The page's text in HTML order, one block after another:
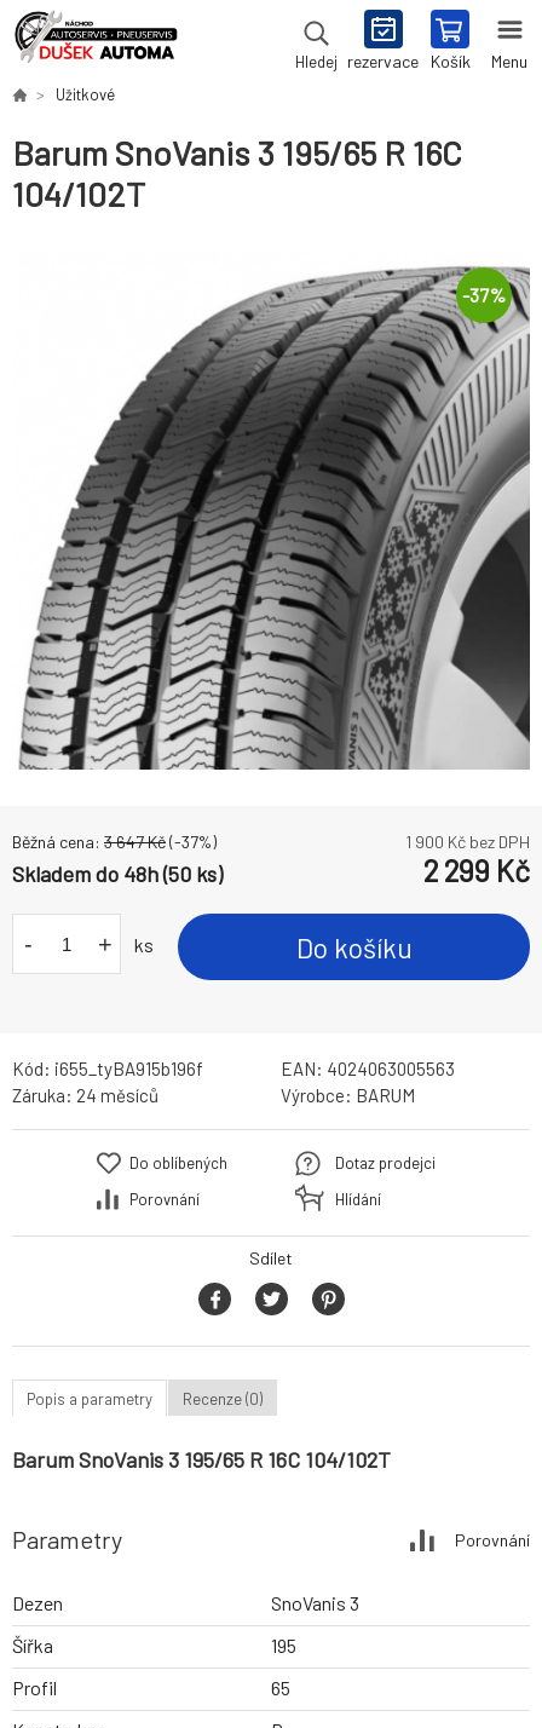
Hledej rezervace Košík Menu
Užitkové
Barum SnoVanis 3 195/65 R 16C
104/102T
-37%
Běžná cena: 3 647Kč(-37%) 1 900 Kč bez DPH
Skladem do 48h (50 ks) 2 299 Kč
- + ks Do košíku
Kód: i655_tyBA915b196f EAN: 4024063005563
Záruka: 24 měsíců Výrobce: BARUM
Do oblíbených
Porovnání
Dotaz prodejci
Hlídání
Sdílet
Popis a parametry Recenze (0)
Barum SnoVanis 3 195/65 R 16C 104/102T
Parametry Porovnání
Dezen
SnoVanis 3
Šířka
195
Profil
65